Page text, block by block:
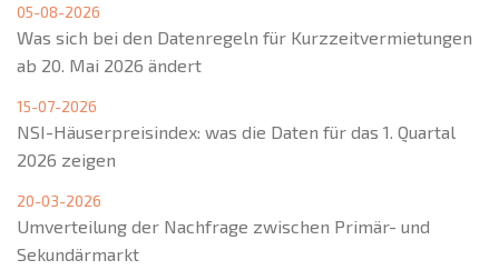
05-08-2026
Was sich bei den Datenregeln für Kurzzeitvermietungen
ab 20. Mai 2026 ändert
15-07-2026
NSI-Häuserpreisindex: was die Daten für das 1. Quartal
2026 zeigen
20-03-2026
Umverteilung der Nachfrage zwischen Primär- und
Sekundärmarkt